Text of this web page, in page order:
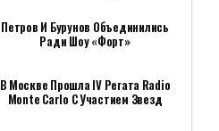
Петров И Бурунов Объединились
Ради Шоу «Форт»
В Москве Прошла IV Регата Radio
Monte Carlo С Участием Звезд